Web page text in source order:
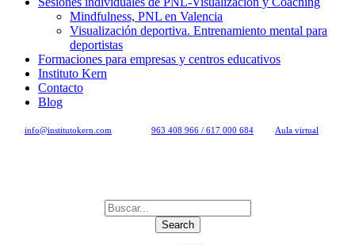
Mindfulness, PNL en Valencia
Visualización deportiva. Entrenamiento mental para
deportistas
Formaciones para empresas y centros educativos
Instituto Kern
Contacto
Blog
info@institutokern.com 963 408 966 / 617 000 684 Aula virtual